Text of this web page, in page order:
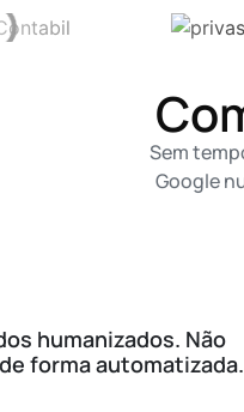
Sem
Google
humanizados. Não
forma automatizada.